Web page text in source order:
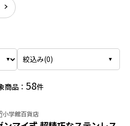
絞込み(0)
商品： 58件
小学館百貨店